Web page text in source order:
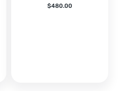
$480.00